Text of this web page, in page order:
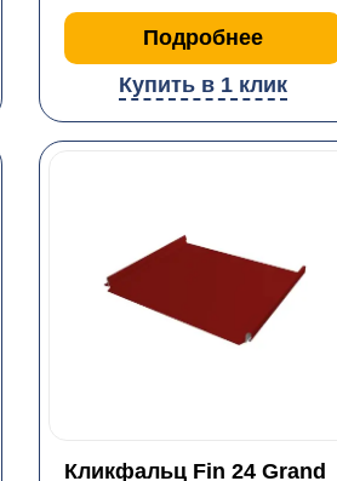
Подробнее
Купить в 1 клик
Кликфальц Fin 24 Grand